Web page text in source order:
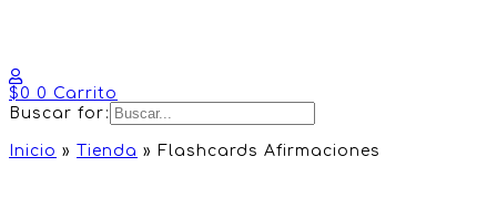
$0 0 Carrito
Buscar for:
Inicio » Tienda » Flashcards Afirmaciones